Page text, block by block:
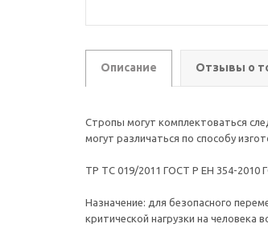
Описание Отзывы о
Стропы могут комплектоваться
могут различаться по способу
ТР ТС 019/2011 ГОСТ Р ЕН 354-2010
Назначение: для безопасного
критической нагрузки на